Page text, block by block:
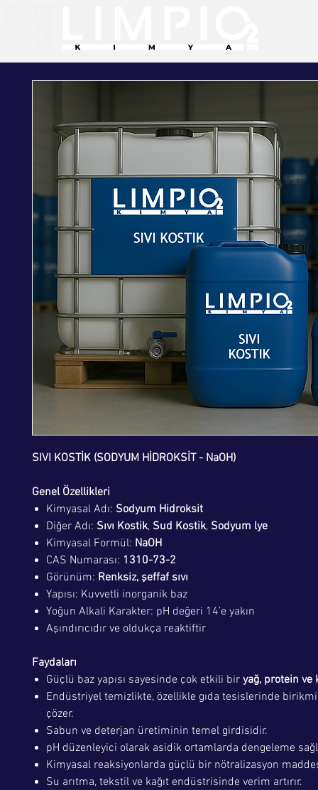
SIVI KOSTİK (SODYUM HİDROKSİT - NaOH)
Genel Özellikleri
Kimyasal Adı: Sodyum Hidroksit
Diğer Adı: Sıvı Kostik, Sud Kostik, Sodyum lye
Kimyasal Formül: NaOH
CAS Numarası: 1310-73-2
Görünüm: Renksiz, şeffaf sıvı
Yapısı: Kuvvetli inorganik baz
Yoğun Alkali Karakter: pH değeri 14’e yakın
Aşındırıcıdır ve oldukça reaktiftir
Faydaları
Güçlü baz yapısı sayesinde çok etkili bir yağ, protein
Endüstriyel temizlikte, özellikle gıda tesislerinde
çözer.
Sabun ve deterjan üretiminin temel girdisidir.
pH düzenleyici olarak asidik ortamlarda dengeleme
Kimyasal reaksiyonlarda güçlü bir nötralizasyon
Su arıtma, tekstil ve kağıt endüstrisinde verim artırır.